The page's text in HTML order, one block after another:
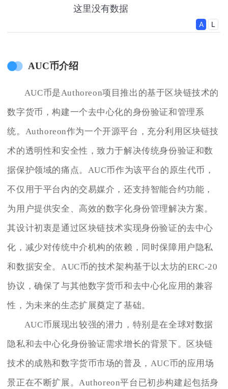
AUC币介绍
AUC币是Authoreon项目推出的基于区块链技术的
数字货币，构建一个去中心化的身份验证和管理系
统。Authoreon作为一个开源平台，充分利用区块链技
术的透明性和安全性，致力于解决传统身份验证和数
据保护领域的痛点。AUC币作为该平台的原生代币，
不仅用于平台内的交易媒介，还支持智能合约功能，
为用户提供安全、高效的数字化身份管理解决方案。
其设计初衷是通过区块链技术实现身份验证的去中心
化，减少对传统中介机构的依赖，同时保障用户隐私
和数据安全。AUC币的技术架构基于以太坊的ERC-20
协议，确保了与其他数字货币和去中心化应用的兼容
性，为未来的生态扩展奠定了基础。
AUC币展现出较强的潜力，特别是在全球对数据
隐私和去中心化身份验证需求增长的背景下。区块链
技术的成熟和数字货币市场的普及，AUC币的应用场
景正在不断扩展。Authoreon平台已初步构建起包括身